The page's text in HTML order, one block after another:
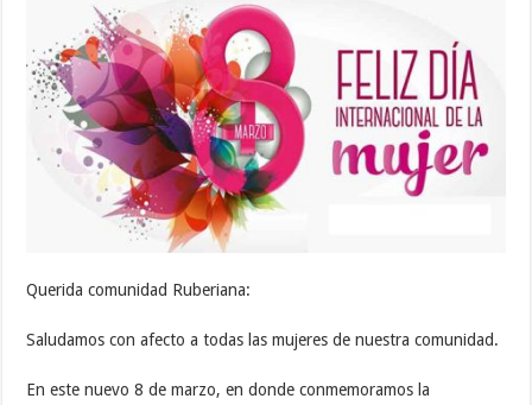
Querida comunidad Ruberiana:
Saludamos con afecto a todas las mujeres de nuestra comunidad.
En este nuevo 8 de marzo, en donde conmemoramos la